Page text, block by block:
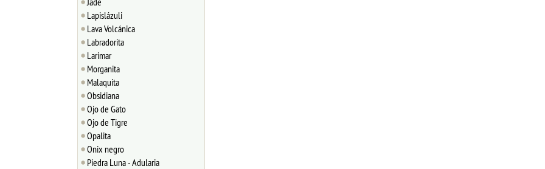
Lapislázuli
Lava Volcánica
Labradorita
Larimar
Morganita
Malaquita
Obsidiana
Ojo de Gato
Ojo de Tigre
Opalita
Onix negro
Piedra Luna - Adularia